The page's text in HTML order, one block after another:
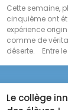
Cette semaine,
cinquième ont
expérience
comme de
déserte. Entre le
Le collège